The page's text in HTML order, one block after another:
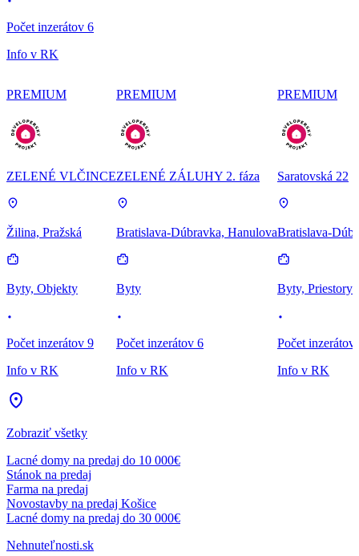
Počet inzerátov 6
Info v RK
PREMIUM
ZELENÉ VLČINCE
Žilina, Pražská
Byty, Objekty
Počet inzerátov 9
Info v RK
PREMIUM
ZELENÉ ZÁLUHY 2. fáza
Bratislava-Dúbravka, Hanulova
Byty
Počet inzerátov 6
Info v RK
PREMIUM
Saratovská 22
Bratislava-
Byty, Priestory
Počet inzerátov
Info v RK
Zobraziť všetky
Lacné domy na predaj do 10 000€
Stánok na predaj
Farma na predaj
Novostavby na predaj Košice
Lacné domy na predaj do 30 000€
Nehnuteľnosti.sk